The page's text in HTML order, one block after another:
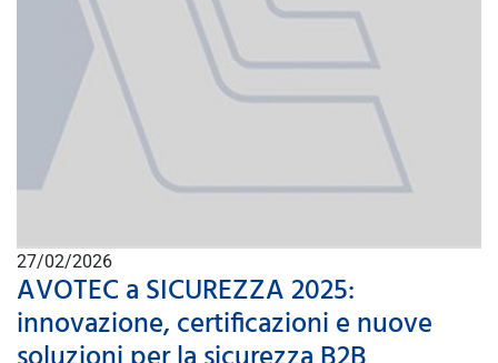
27/02/2026
AVOTEC a SICUREZZA 2025:
innovazione, certificazioni e nuove